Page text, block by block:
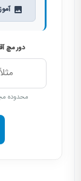
دور مچ
محدوده مجاز: ۱۰۰